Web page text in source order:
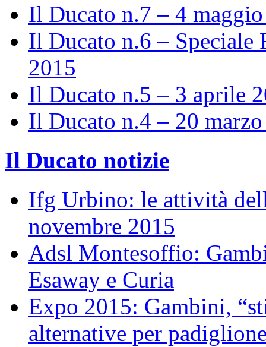
Il Ducato n.7 – 4
Il Ducato n.6 – Speciale
2015
Il Ducato n.5 – 3 aprile
Il Ducato n.4 – 20
Il Ducato notizie
Ifg Urbino: le attività
novembre 2015
Adsl Montesoffio:
Esaway e Curia
Expo 2015: Gambini,
alternative per